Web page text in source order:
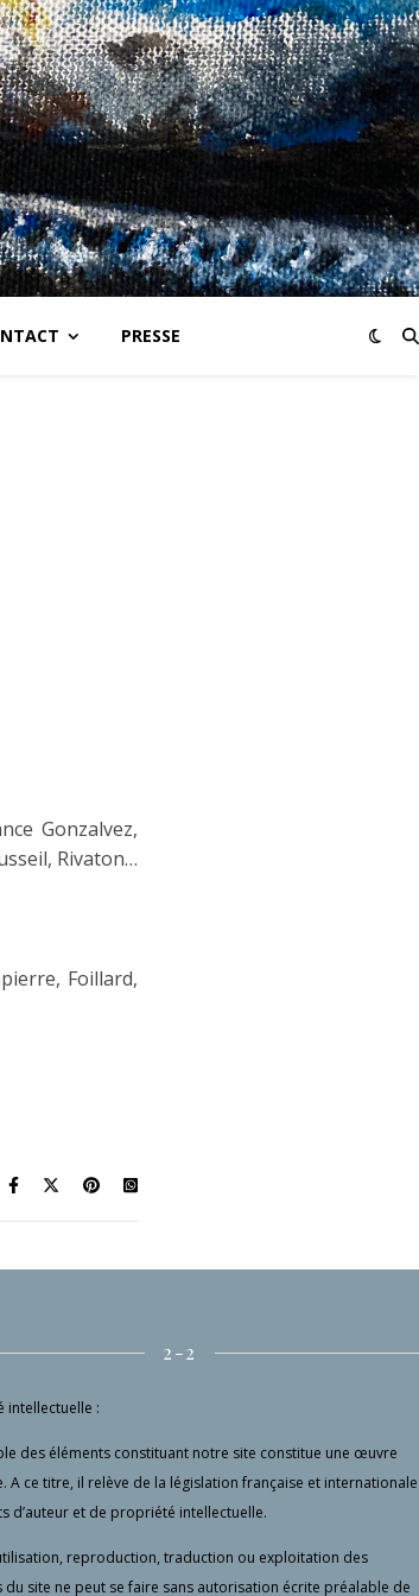
PRESSE
Gonzalvez,
Rivaton…
Foillard,
2-2
intellectuelle :
des éléments constituant notre site constitue une œuvre
A ce titre, il relève de la législation française et internationale
d’auteur et de propriété intellectuelle.
reproduction, traduction ou exploitation des
du site ne peut se faire sans autorisation écrite préalable de